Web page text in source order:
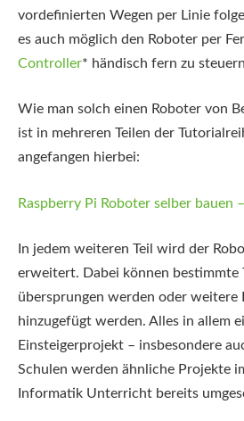
vordefinierten Wegen per Linie
es auch möglich den Roboter per
Controller* händisch fern zu
Wie man solch einen Roboter von
ist in mehreren Teilen der
angefangen hierbei:
Raspberry Pi Roboter selber bauen
In jedem weiteren Teil wird der
erweitert. Dabei können bestimmte
übersprungen werden oder weitere
hinzugefügt werden. Alles in allem
Einsteigerprojekt – insbesondere
Schulen werden ähnliche Projekte
Informatik Unterricht bereits